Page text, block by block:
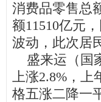
消费品零售总
额11510亿元
波动，此次居
盛来运（国
上涨2.8%，上
格五涨二降一